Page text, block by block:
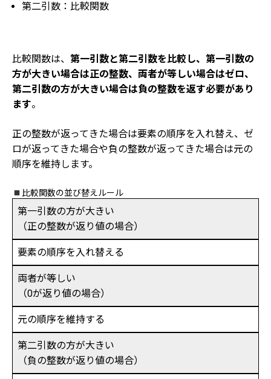
第二引数：比較関数
比較関数は、 第一引数と第二引数を比較し、第一引数の
方が大きい場合は正の整数、両者が等しい場合はゼロ、
第二引数の方が大きい場合は負の整数を返す必要があり
ます。
正の整数が返ってきた場合は要素の順序を入れ替え、ゼ
ロが返ってきた場合や負の整数が返ってきた場合は元の
順序を維持します。
比較関数の並び替えルール
第一引数の方が大きい
（正の整数が返り値の場合）
要素の順序を入れ替える
両者が等しい
（0が返り値の場合）
元の順序を維持する
第二引数の方が大きい
（負の整数が返り値の場合）